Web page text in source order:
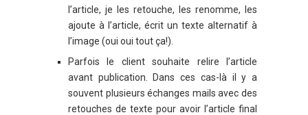
l’article, je les retouche, les renomme, les
ajoute à l’article, écrit un texte alternatif à
l’image (oui oui tout ça!).
Parfois le client souhaite relire l’article
avant publication. Dans ces cas-là il y a
souvent plusieurs échanges mails avec des
retouches de texte pour avoir l’article final